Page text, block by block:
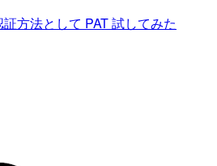
方法として PAT 試してみた